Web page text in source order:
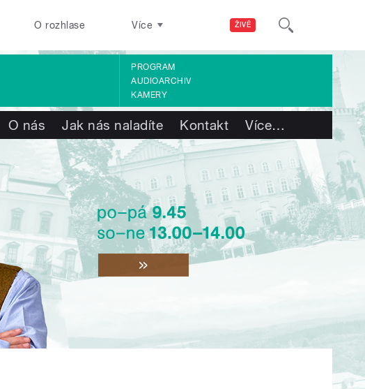
ŽIVĚ
O rozhlase Více
PROGRAM
AUDIOARCHIV
KAMERY
O nás Jak nás naladíte Kontakt Více…